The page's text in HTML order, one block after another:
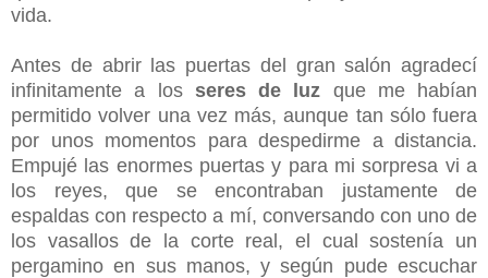
vida.
Antes de abrir las puertas del gran salón agradecí
infinitamente a los seres de luz que me habían
permitido volver una vez más, aunque tan sólo fuera
por unos momentos para despedirme a distancia.
Empujé las enormes puertas y para mi sorpresa vi a
los reyes, que se encontraban justamente de
espaldas con respecto a mí, conversando con uno de
los vasallos de la corte real, el cual sostenía un
pergamino en sus manos, y según pude escuchar